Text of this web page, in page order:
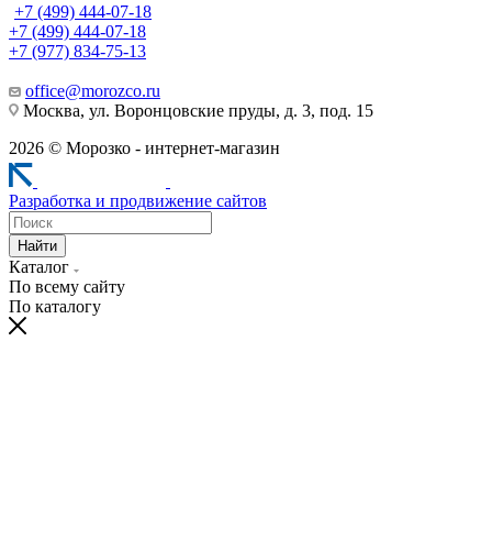
+7 (499) 444-07-18
+7 (499) 444-07-18
+7 (977) 834-75-13
office@morozco.ru
Москва, ул. Воронцовские пруды, д. 3, под. 15
2026 © Морозко - интернет-магазин
Разработка и продвижение сайтов
Найти
Каталог
По всему сайту
По каталогу